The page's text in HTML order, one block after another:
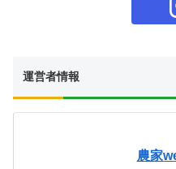
運営者情報
農家